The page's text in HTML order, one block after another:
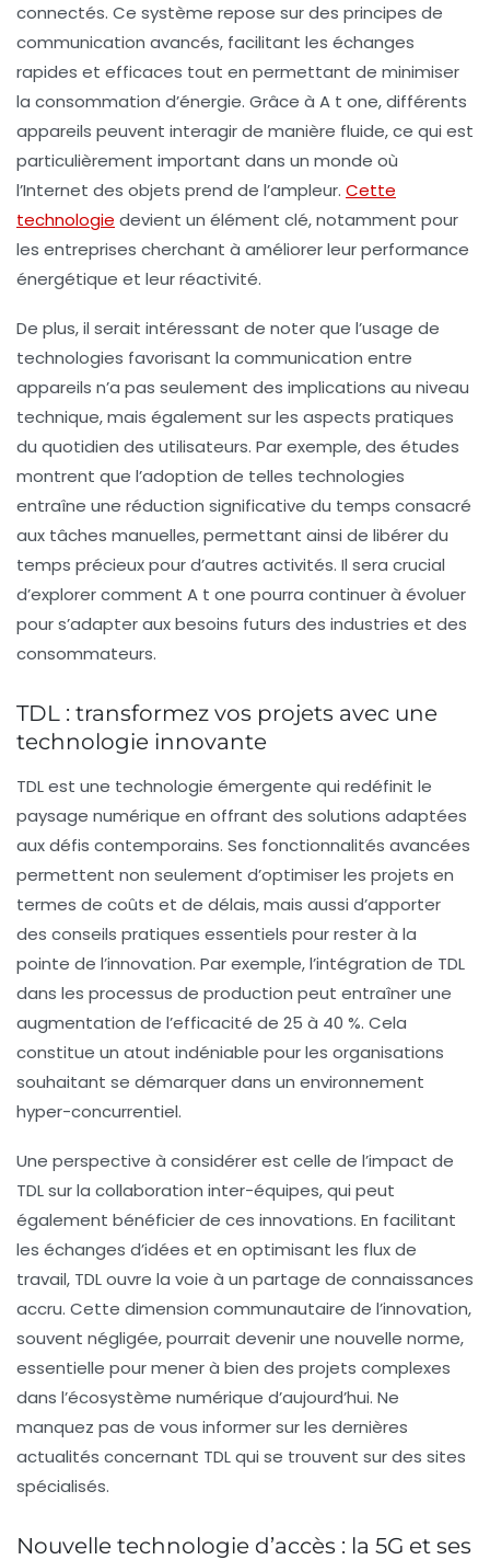
connectés. Ce système repose sur des principes de
communication avancés, facilitant les échanges
rapides et efficaces tout en permettant de minimiser
la consommation d’énergie. Grâce à A t one, différents
appareils peuvent interagir de manière fluide, ce qui est
particulièrement important dans un monde où
l’Internet des objets prend de l’ampleur. Cette
technologie devient un élément clé, notamment pour
les entreprises cherchant à améliorer leurperformance
énergétique et leurréactivité.
De plus, il serait intéressant de noter que l’usage de
technologies favorisant la communication entre
appareils n’a pas seulement des implications au niveau
technique, mais également sur les aspects pratiques
du quotidien des utilisateurs. Par exemple, des études
montrent que l’adoption de telles technologies
entraîne une réduction significative du temps consacré
aux tâches manuelles, permettant ainsi de libérer du
temps précieux pour d’autres activités. Il sera crucial
d’explorer comment A t one pourra continuer à évoluer
pour s’adapter aux besoins futurs des industries et des
consommateurs.
TDL : transformez vos projets avec une
technologie innovante
TDLest une technologie émergente qui redéfinit le
paysage numérique en offrant des solutions adaptées
aux défis contemporains. Ses fonctionnalités avancées
permettent non seulement d’optimiser les projets en
termes de coûts et de délais, mais aussi d’apporter
des conseils pratiques essentiels pour rester à la
pointe de l’innovation. Par exemple, l’intégration de TDL
dans les processus de production peut entraîner une
augmentation de l’efficacité de 25 à 40 %. Cela
constitue un atout indéniable pour les organisations
souhaitant se démarquer dans un environnement
hyper-concurrentiel.
Une perspective à considérer est celle de l’impact de
TDL sur la collaboration inter-équipes, qui peut
également bénéficier de ces innovations. En facilitant
les échanges d’idées et en optimisant les flux de
travail, TDL ouvre la voie à un partage de connaissances
accru. Cette dimension communautaire de l’innovation,
souvent négligée, pourrait devenir une nouvelle norme,
essentielle pour mener à bien des projets complexes
dans l’écosystème numérique d’aujourd’hui. Ne
manquez pas de vous informer sur les dernières
actualités concernant TDL qui se trouvent sur des sites
spécialisés.
Nouvelle technologie d’accès : la 5G et ses